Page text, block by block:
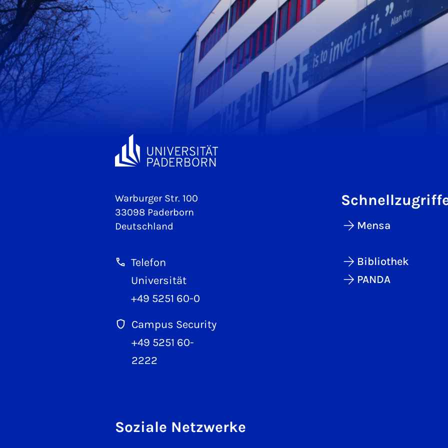
Warburger Str. 100
33098 Paderborn
Deutschland
Telefon
Universität
+49 5251 60-0
Campus Security
+49 5251 60-
2222
Mensa
Bibliothek
PANDA
Soziale Netzwerke